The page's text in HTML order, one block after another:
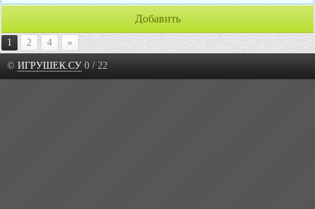
Добавить
1 2 4 »
© ИГРУШЕК.СУ 0 / 22